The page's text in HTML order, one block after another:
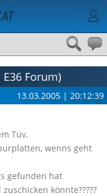
Forum)
13.03.2005 | 20:12:39
Tüv,
wenns geht
gefunden hat
könnte?????